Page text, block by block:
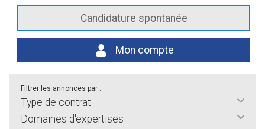
Candidature spontanée
Mon compte
Filtrer les annonces par :
Type de contrat
Domaines d'expertises